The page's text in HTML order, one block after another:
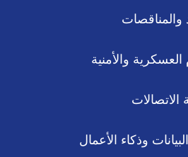
a
m
والمناقصات
والأمنية
وذكاء الأعمال